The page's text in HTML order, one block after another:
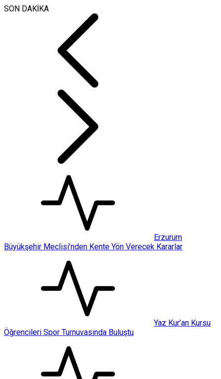
SON DAKİKA
Erzurum
Büyükşehir Meclisi’nden Kente Yön Verecek Kararlar
Yaz Kur’an Kursu
Öğrencileri Spor Turnuvasında Buluştu